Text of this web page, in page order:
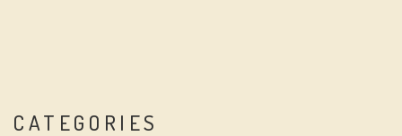
CATEGORIES